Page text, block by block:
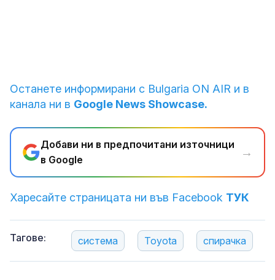
Останете информирани с Bulgaria ON AIR и в
канала ни в Google News Showcase.
Добави ни в предпочитани източници
в Google
→
Харесайте страницата ни във Facebook ТУК
Тагове: система Toyota спирачка